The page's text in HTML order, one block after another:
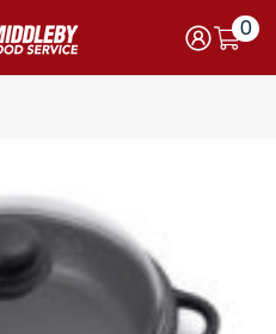
Iniciar
sesión
Carro
0
0
item